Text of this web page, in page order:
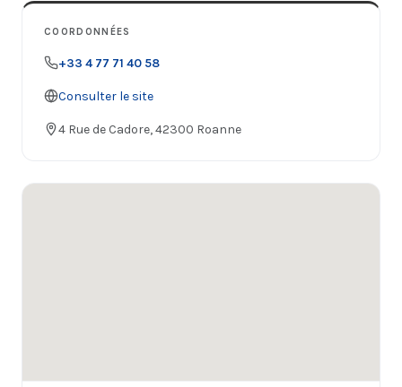
COORDONNÉES
+33 4 77 71 40 58
Consulter le site
4 Rue de Cadore, 42300 Roanne